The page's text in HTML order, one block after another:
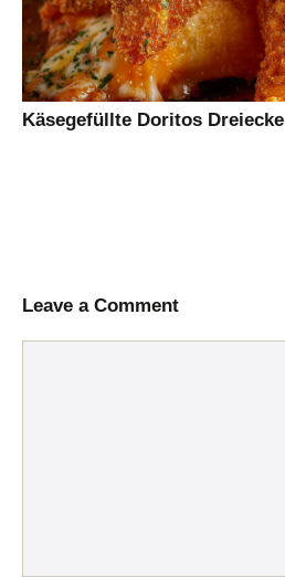
Käsegefüllte Doritos Dreiecke
Leave a Comment